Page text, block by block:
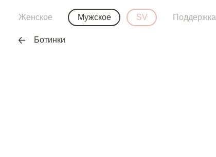
Женское Мужское SV Поддержка
Ботинки